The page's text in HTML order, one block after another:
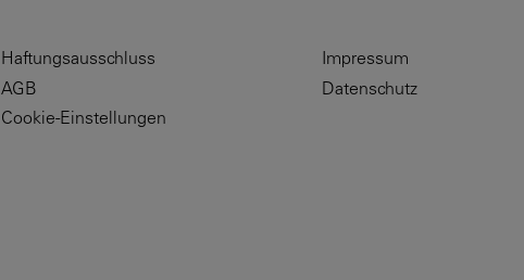
Haftungsausschluss
AGB
Cookie-Einstellungen
Impressum
Datenschutz